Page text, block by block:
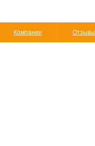
Компании Отзывы